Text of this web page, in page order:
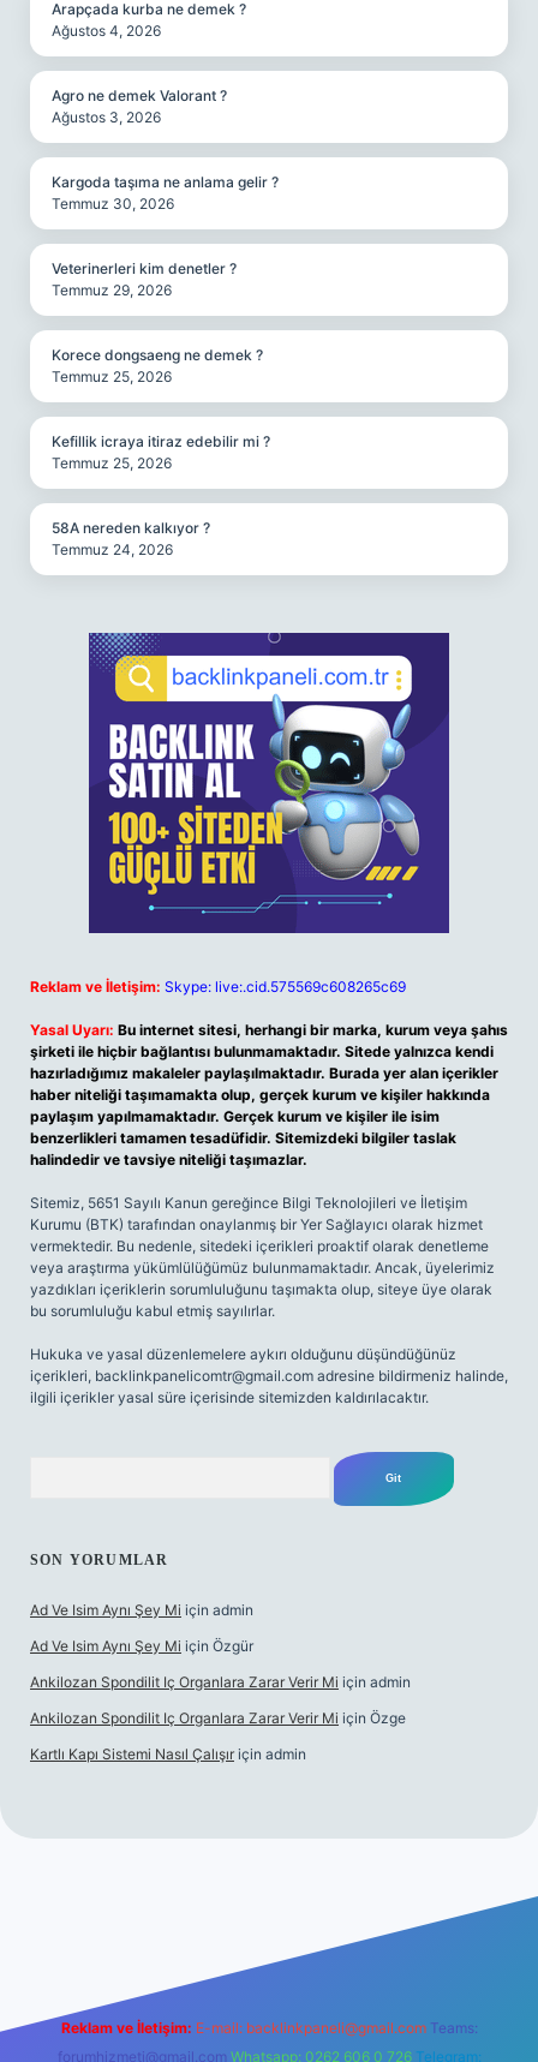
Arapçada kurba ne demek ?
Ağustos 4, 2026
Agro ne demek Valorant ?
Ağustos 3, 2026
Kargoda taşıma ne anlama gelir ?
Temmuz 30, 2026
Veterinerleri kim denetler ?
Temmuz 29, 2026
Korece dongsaeng ne demek ?
Temmuz 25, 2026
Kefillik icraya itiraz edebilir mi ?
Temmuz 25, 2026
58A nereden kalkıyor ?
Temmuz 24, 2026
Reklam ve İletişim: Skype: live:.cid.575569c608265c69
Yasal Uyarı: Bu internet sitesi, herhangi bir marka, kurum veya şahıs
şirketi ile hiçbir bağlantısı bulunmamaktadır. Sitede yalnızca kendi
hazırladığımız makaleler paylaşılmaktadır. Burada yer alan içerikler
haber niteliği taşımamakta olup, gerçek kurum ve kişiler hakkında
paylaşım yapılmamaktadır. Gerçek kurum ve kişiler ile isim
benzerlikleri tamamen tesadüfidir. Sitemizdeki bilgiler taslak
halindedir ve tavsiye niteliği taşımazlar.
Sitemiz, 5651 Sayılı Kanun gereğince Bilgi Teknolojileri ve İletişim
Kurumu (BTK) tarafından onaylanmış bir Yer Sağlayıcı olarak hizmet
vermektedir. Bu nedenle, sitedeki içerikleri proaktif olarak denetleme
veya araştırma yükümlülüğümüz bulunmamaktadır. Ancak, üyelerimiz
yazdıkları içeriklerin sorumluluğunu taşımakta olup, siteye üye olarak
bu sorumluluğu kabul etmiş sayılırlar.
Hukuka ve yasal düzenlemelere aykırı olduğunu düşündüğünüz
içerikleri, backlinkpanelicomtr@gmail.com adresine bildirmeniz halinde,
ilgili içerikler yasal süre içerisinde sitemizden kaldırılacaktır.
SON YORUMLAR
Ad Ve Isim Aynı Şey Mi için admin
Ad Ve Isim Aynı Şey Mi için Özgür
Ankilozan Spondilit Iç Organlara Zarar Verir Mi için admin
Ankilozan Spondilit Iç Organlara Zarar Verir Mi için Özge
Kartlı Kapı Sistemi Nasıl Çalışır için admin
Reklam ve İletişim: E-mail: backlinkpaneli@gmail.com Teams:
forumhizmeti@gmail.com Whatsapp: 0262 606 0 726 Telegram: